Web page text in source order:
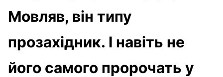
Мовляв, він типу
прозахідник. І навіть не
його самого пророчать у